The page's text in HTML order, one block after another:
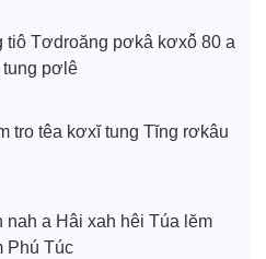
tiô Tơdroăng pơkâ kơxô̆ 80 a
tung pơlê
tro têa kơxĭ tung Tĭng rơkâu
nah a Hâi xah hêi Túa lĕm
Phú Túc